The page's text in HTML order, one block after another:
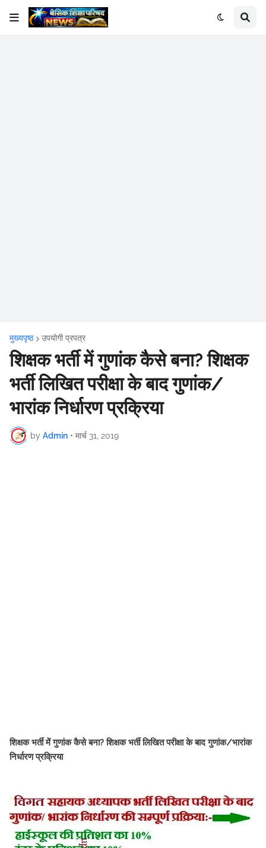
मुख्यपृष्ठ उपयोगी प्रपत्र
शिक्षक भर्ती में गुणांक कैसे बना? शिक्षक
भर्ती लिखित परीक्षा के बाद गुणांक/
भारांक निर्धारण प्रक्रिया
by Admin • मार्च 31, 2019
शिक्षक भर्ती में गुणांक कैसे बना? शिक्षक भर्ती लिखित परीक्षा के बाद गुणांक/भारांक
निर्धारण प्रक्रिया